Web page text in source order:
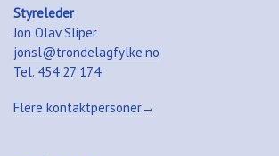
Styreleder
Jon Olav Sliper
jonsl@trondelagfylke.no
Tel. 454 27 174
Flere kontaktpersoner→